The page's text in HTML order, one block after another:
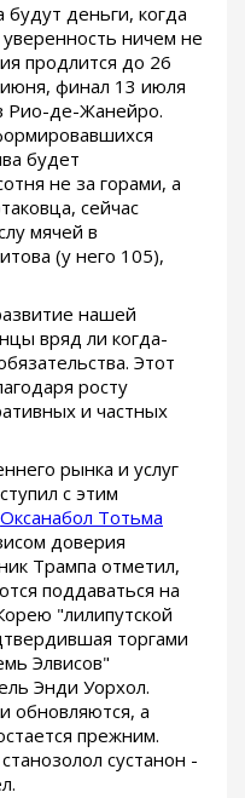
деньги, когда
ничем не
продлится до 26
финал 13 июля
Рио-де-Жанейро.
будет
не за горами, а
сейчас
мячей в
(у него 105),
нашей
вряд ли когда-
Этот
росту
и частных
рынка и услуг
с этим
Оксанабол Тотьма
доверия
Трампа отметил,
поддаваться на
"лилипутской
торгами
Элвисов"
Энди Уорхол.
обновляются, а
прежним.
сустанон -